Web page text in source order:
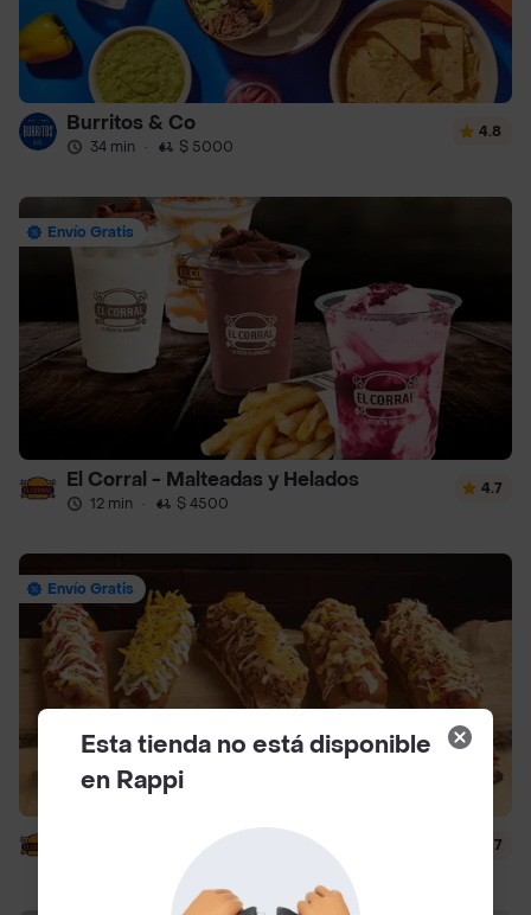
Burritos & Co
34 min · $ 5000
4.8
Envío Gratis
El Corral - Malteadas y Helados
12 min · $ 4500
4.7
Envío Gratis
El Corral - Vaqueros
$ 4500
4.7
Esta tienda no está disponible
en Rappi